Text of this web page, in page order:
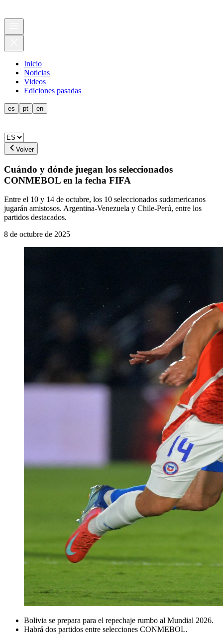
Inicio
Noticias
Videos
Ediciones pasadas
es pt en
Volver
Cuándo y dónde juegan los seleccionados
CONMEBOL en la fecha FIFA
Entre el 10 y 14 de octubre, los 10 seleccionados sudamericanos
jugarán amistosos. Argentina-Venezuela y Chile-Perú, entre los
partidos destacados.
8 de octubre de 2025
Bolivia se prepara para el repechaje rumbo al Mundial 2026.
Habrá dos partidos entre selecciones CONMEBOL.